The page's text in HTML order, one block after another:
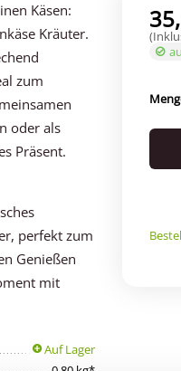
Käsen:
Kräuter.
zum
oder als
Präsent.
perfekt zum
Genießen
mit
Auf Lager